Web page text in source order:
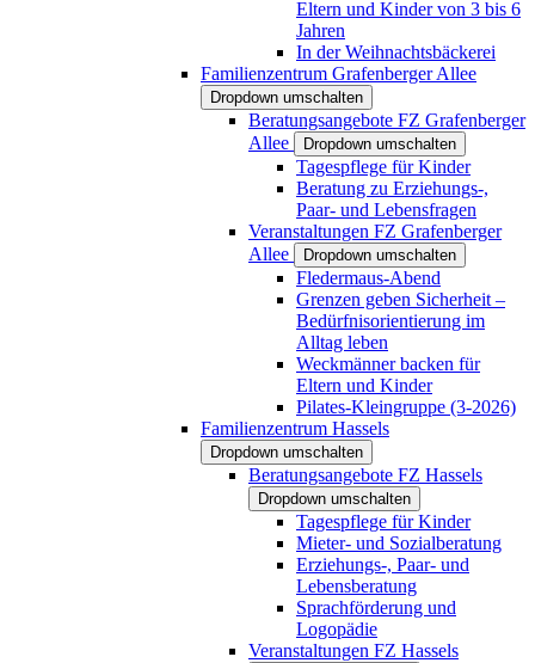
Eltern und Kinder von 3 bis 6
Jahren
In der Weihnachtsbäckerei
Familienzentrum Grafenberger Allee
Dropdown umschalten
Beratungsangebote FZ Grafenberger
Allee
Dropdown umschalten
Tagespflege für Kinder
Beratung zu Erziehungs-,
Paar- und Lebensfragen
Veranstaltungen FZ Grafenberger
Allee
Dropdown umschalten
Fledermaus-Abend
Grenzen geben Sicherheit –
Bedürfnisorientierung im
Alltag leben
Weckmänner backen für
Eltern und Kinder
Pilates-Kleingruppe (3-2026)
Familienzentrum Hassels
Dropdown umschalten
Beratungsangebote FZ Hassels
Dropdown umschalten
Tagespflege für Kinder
Mieter- und Sozialberatung
Erziehungs-, Paar- und
Lebensberatung
Sprachförderung und
Logopädie
Veranstaltungen FZ Hassels